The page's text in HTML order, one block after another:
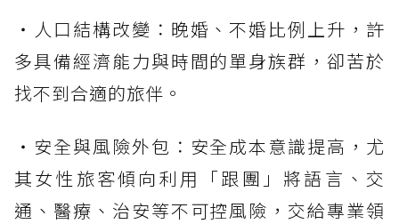
・人口結構改變：晚婚、不婚比例上升，許
多具備經濟能力與時間的單身族群，卻苦於
找不到合適的旅伴。
・安全與風險外包：安全成本意識提高，尤
其女性旅客傾向利用「跟團」將語言、交
通、醫療、治安等不可控風險，交給專業領